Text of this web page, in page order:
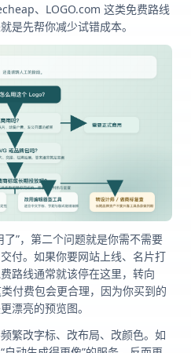
、LOGO.com 这类免费路线
是先帮你减少试错成本。
”，第二个问题就是你需不需要
付。如果你要网站上线、名片打
路线通常就该停在这里，转向
付费包会更合理，因为你买到的
漂亮的预览图。
繁改字标、改布局、改颜色。如